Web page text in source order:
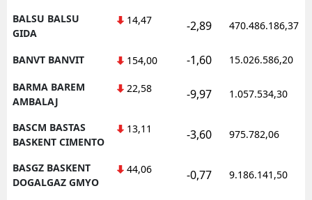
BALSU BALSU
GIDA
14,47 -2,89 470.486.186,37
BANVT BANVIT 154,00 -1,60 15.026.586,20
BARMA BAREM
AMBALAJ
22,58 -9,97 1.057.534,30
BASCM BASTAS
BASKENT CIMENTO
13,11 -3,60 975.782,06
BASGZ BASKENT
DOGALGAZ GMYO
44,06 -0,77 9.186.141,50